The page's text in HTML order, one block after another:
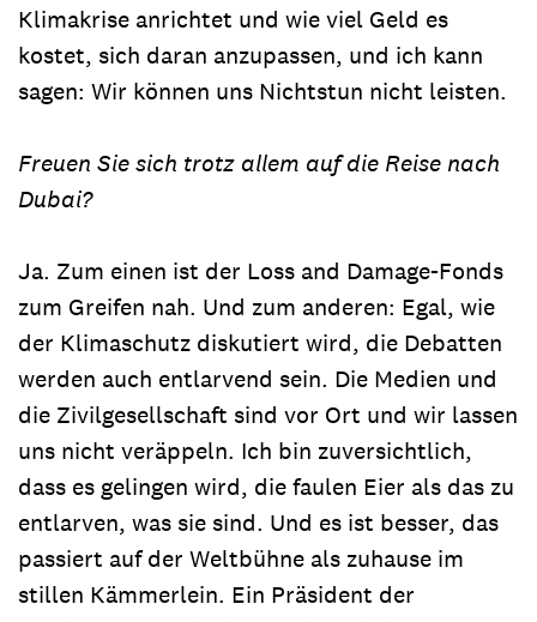
Klimakrise anrichtet und wie viel Geld es
kostet, sich daran anzupassen, und ich kann
sagen: Wir können uns Nichtstun nicht leisten.
Freuen Sie sich trotz allem auf die Reise nach
Dubai?
Ja. Zum einen ist der Loss and Damage-Fonds
zum Greifen nah. Und zum anderen: Egal, wie
der Klimaschutz diskutiert wird, die Debatten
werden auch entlarvend sein. Die Medien und
die Zivilgesellschaft sind vor Ort und wir lassen
uns nicht veräppeln. Ich bin zuversichtlich,
dass es gelingen wird, die faulen Eier als das zu
entlarven, was sie sind. Und es ist besser, das
passiert auf der Weltbühne als zuhause im
stillen Kämmerlein. Ein Präsident der